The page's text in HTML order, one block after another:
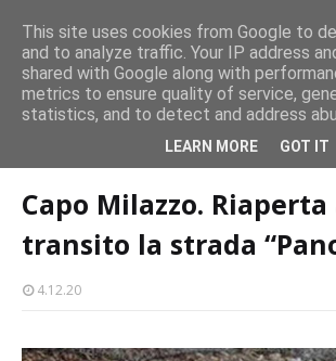
CASTELLO-MILAZZO
Milazzo 28ª Sagra del Pesce a
EVENTI
Capo Milazzo. Riaperta al
Capo Milazzo. Riaperta
transito la strada
4.12.20
This site uses cookies from Google to
and to analyze traffic. Your IP address
shared with Google along with
metrics to ensure quality of service,
statistics, and to detect and address
LEARN MORE GOT IT